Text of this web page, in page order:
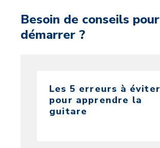
Besoin de conseils pour
démarrer ?
Les 5 erreurs à éviter
pour apprendre la
guitare